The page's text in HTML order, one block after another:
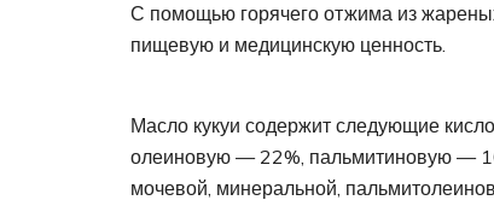
С помощью горячего отжима из
пищевую и медицинскую ценность.
Масло кукуи содержит следующие
олеиновую — 22%, пальмитиновую —
мочевой, минеральной,